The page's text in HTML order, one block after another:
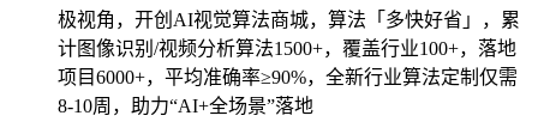
极视角，开创AI视觉算法商城，算法「多快好省」，累
计图像识别/视频分析算法1500+，覆盖行业100+，落地
项目6000+，平均准确率≥90%，全新行业算法定制仅需
8-10周，助力“AI+全场景”落地